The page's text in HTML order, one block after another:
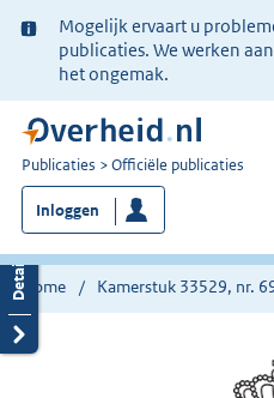
Ter
informatie:
Mogelijk ervaart u
publicaties. We werken
het ongemak.
U
bent
nu
hier:
Publicaties Officiële publicaties
Inloggen
Home Kamerstuk 33529, nr.